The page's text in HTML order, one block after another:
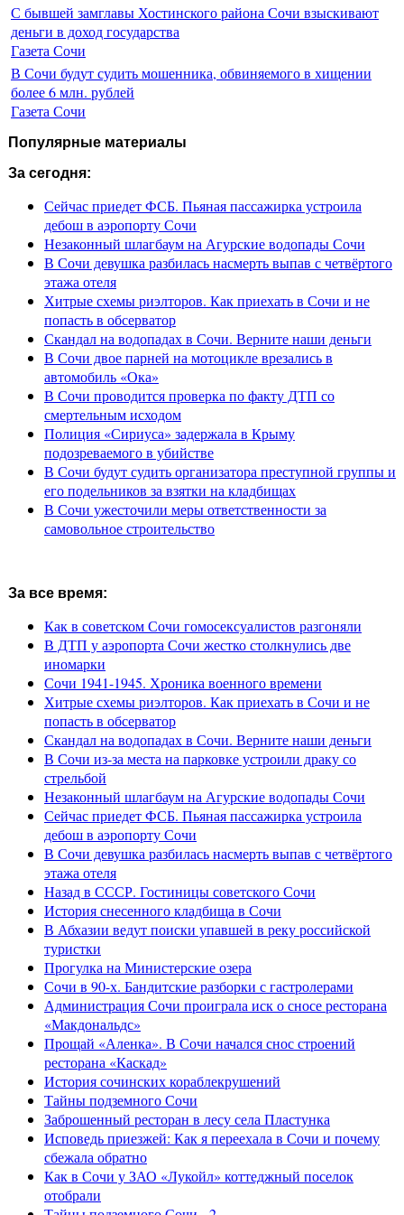
С бывшей замглавы Хостинского района Сочи взыскивают
деньги в доход государства
Газета Сочи
В Сочи будут судить мошенника, обвиняемого в хищении
более 6 млн. рублей
Газета Сочи
Популярные материалы
За сегодня:
Сейчас приедет ФСБ. Пьяная пассажирка устроила
дебош в аэропорту Сочи
Незаконный шлагбаум на Агурские водопады Сочи
В Сочи девушка разбилась насмерть выпав с четвёртого
этажа отеля
Хитрые схемы риэлторов. Как приехать в Сочи и не
попасть в обсерватор
Скандал на водопадах в Сочи. Верните наши деньги
В Сочи двое парней на мотоцикле врезались в
автомобиль «Ока»
В Сочи проводится проверка по факту ДТП со
смертельным исходом
Полиция «Сириуса» задержала в Крыму
подозреваемого в убийстве
В Сочи будут судить организатора преступной группы и
его подельников за взятки на кладбищах
В Сочи ужесточили меры ответственности за
самовольное строительство
За все время:
Как в советском Сочи гомосексуалистов разгоняли
В ДТП у аэропорта Сочи жестко столкнулись две
иномарки
Сочи 1941-1945. Хроника военного времени
Хитрые схемы риэлторов. Как приехать в Сочи и не
попасть в обсерватор
Скандал на водопадах в Сочи. Верните наши деньги
В Сочи из-за места на парковке устроили драку со
стрельбой
Незаконный шлагбаум на Агурские водопады Сочи
Сейчас приедет ФСБ. Пьяная пассажирка устроила
дебош в аэропорту Сочи
В Сочи девушка разбилась насмерть выпав с четвёртого
этажа отеля
Назад в СССР. Гостиницы советского Сочи
История снесенного кладбища в Сочи
В Абхазии ведут поиски упавшей в реку российской
туристки
Прогулка на Министерские озера
Сочи в 90-х. Бандитские разборки с гастролерами
Администрация Сочи проиграла иск о сносе ресторана
«Макдональдс»
Прощай «Аленка». В Сочи начался снос строений
ресторана «Каскад»
История сочинских кораблекрушений
Тайны подземного Сочи
Заброшенный ресторан в лесу села Пластунка
Исповедь приезжей: Как я переехала в Сочи и почему
сбежала обратно
Как в Сочи у ЗАО «Лукойл» коттеджный поселок
отобрали